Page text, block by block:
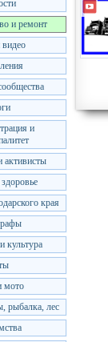
и ремонт
и
активисты
края
культура
мото
рыбалка, лес